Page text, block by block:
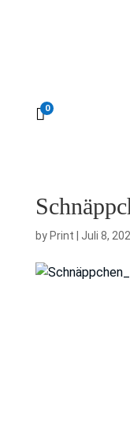
0
by Print Juli 8,